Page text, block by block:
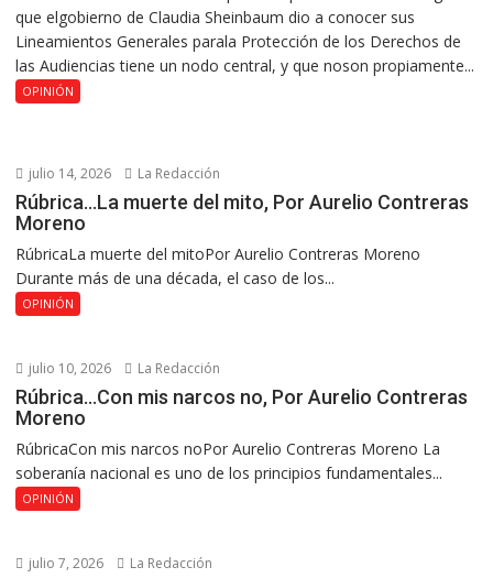
que elgobierno de Claudia Sheinbaum dio a conocer sus
Lineamientos Generales parala Protección de los Derechos de
las Audiencias tiene un nodo central, y que noson propiamente...
OPINIÓN
julio 14, 2026 La Redacción
Rúbrica…La muerte del mito, Por Aurelio Contreras
Moreno
RúbricaLa muerte del mitoPor Aurelio Contreras Moreno
Durante más de una década, el caso de los...
OPINIÓN
julio 10, 2026 La Redacción
Rúbrica…Con mis narcos no, Por Aurelio Contreras
Moreno
RúbricaCon mis narcos noPor Aurelio Contreras Moreno La
soberanía nacional es uno de los principios fundamentales...
OPINIÓN
julio 7, 2026 La Redacción